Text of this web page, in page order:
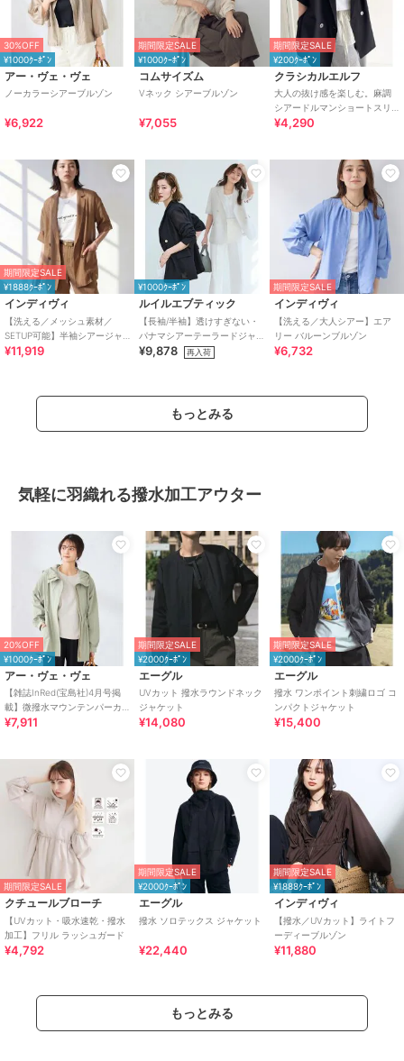
30%OFF
¥1000ｸｰﾎﾟﾝ
アー・ヴェ・ヴェ
ノーカラーシアーブルゾン
¥6,922
期間限定SALE
¥1000ｸｰﾎﾟﾝ
コムサイズム
Vネック シアーブルゾン
¥7,055
期間限定SALE
¥200ｸｰﾎﾟﾝ
クラシカルエルフ
大人の抜け感を楽しむ。麻調
シアードルマンショートスリ
ーブジャケット
¥4,290
期間限定SALE
¥1888ｸｰﾎﾟﾝ
インディヴィ
【洗える／メッシュ素材／
SETUP可能】半袖シアージャ
ケット
¥11,919
¥1000ｸｰﾎﾟﾝ
ルイルエブティック
【長袖/半袖】透けすぎない・
パナマシアーテーラードジャ
ケット
¥9,878 再入荷
期間限定SALE
インディヴィ
【洗える／大人シアー】エア
リー バルーンブルゾン
¥6,732
もっとみる
気軽に羽織れる撥水加工アウター
20%OFF
¥1000ｸｰﾎﾟﾝ
アー・ヴェ・ヴェ
【雑誌InRed(宝島社)4月号掲
載】微撥水マウンテンパーカ
ー
¥7,911
期間限定SALE
¥2000ｸｰﾎﾟﾝ
エーグル
UVカット 撥水ラウンドネック
ジャケット
¥14,080
期間限定SALE
¥2000ｸｰﾎﾟﾝ
エーグル
撥水 ワンポイント刺繍ロゴ コ
ンパクトジャケット
¥15,400
期間限定SALE
クチュールブローチ
【UVカット・吸水速乾・撥水
加工】フリル ラッシュガード
¥4,792
期間限定SALE
¥2000ｸｰﾎﾟﾝ
エーグル
撥水 ソロテックス ジャケット
¥22,440
期間限定SALE
¥1888ｸｰﾎﾟﾝ
インディヴィ
【撥水／UVカット】ライトフ
ーディーブルゾン
¥11,880
もっとみる